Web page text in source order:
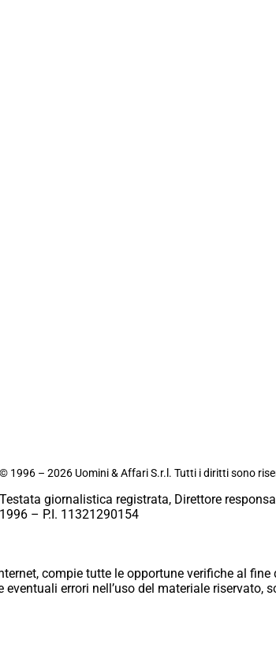
© 1996 – 2026 Uomini & Affari S.r.l. Tutti i diritti sono
Testata giornalistica registrata, Direttore
1996 – P.I. 11321290154
compie tutte le opportune verifiche al
errori nell’uso del materiale